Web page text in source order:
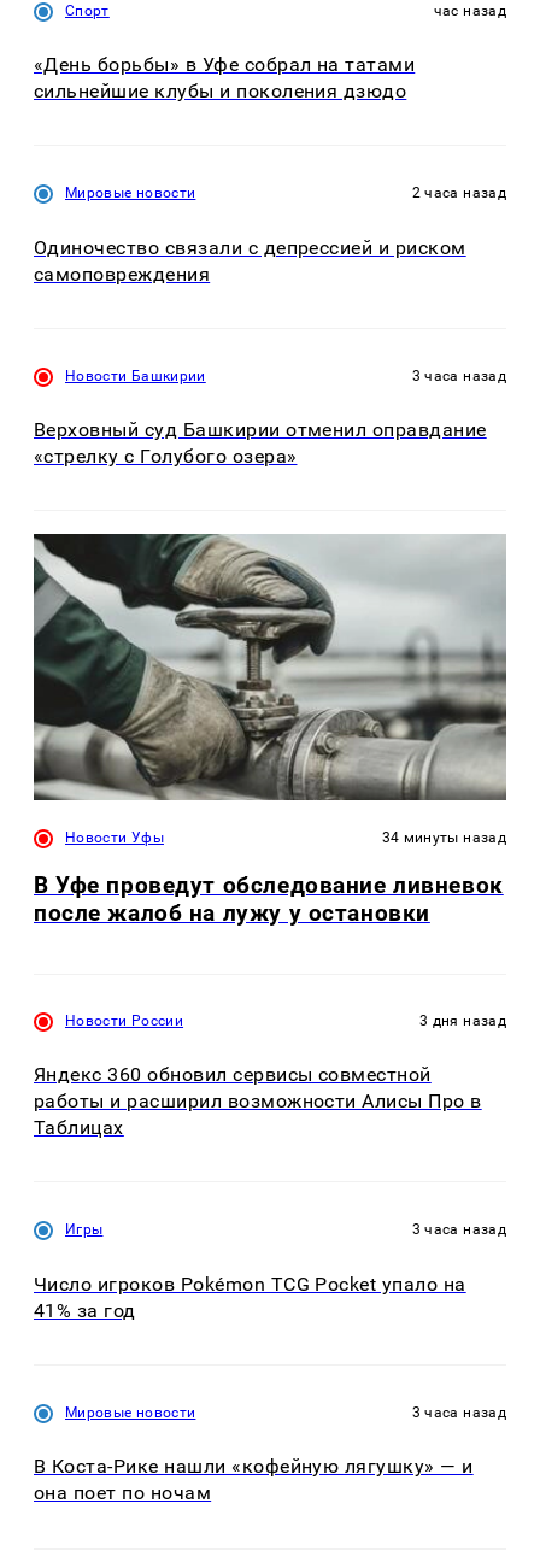
Спорт час назад
«День борьбы» в Уфе собрал на татами
сильнейшие клубы и поколения дзюдо
Мировые новости 2 часа назад
Одиночество связали с депрессией и риском
самоповреждения
Новости Башкирии 3 часа назад
Верховный суд Башкирии отменил оправдание
«стрелку с Голубого озера»
Новости Уфы 34 минуты назад
В Уфе проведут обследование ливневок
после жалоб на лужу у остановки
Новости России 3 дня назад
Яндекс 360 обновил сервисы совместной
работы и расширил возможности Алисы Про в
Таблицах
Игры 3 часа назад
Число игроков Pokémon TCG Pocket упало на
41% за год
Мировые новости 3 часа назад
В Коста-Рике нашли «кофейную лягушку» — и
она поет по ночам